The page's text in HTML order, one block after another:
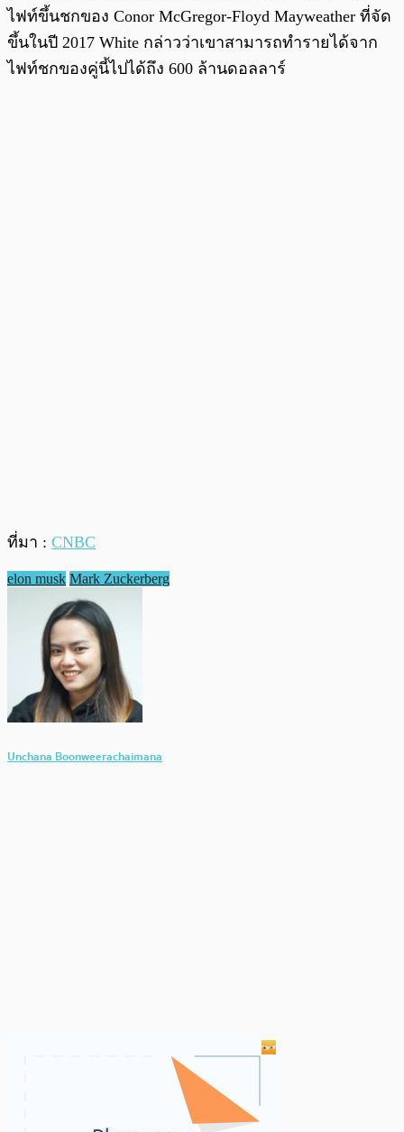
ไฟท์ขึ้นชกของ Conor McGregor-Floyd Mayweather ที่จัด
ขึ้นในปี 2017 White กล่าวว่าเขาสามารถทำรายได้จาก
ไฟท์ชกของคู่นี้ไปได้ถึง 600 ล้านดอลลาร์
ที่มา : CNBC
elon musk Mark Zuckerberg
Unchana Boonweerachaimana